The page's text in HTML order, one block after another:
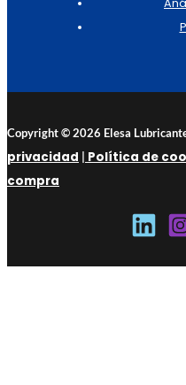
Copyright © 2026 Elesa
privacidad | Política de
compra